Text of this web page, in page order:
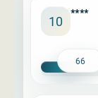
10 ****
66